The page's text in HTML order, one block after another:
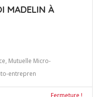
MADELIN À
Mutuelle Micro-
entrepren
Fermeture !